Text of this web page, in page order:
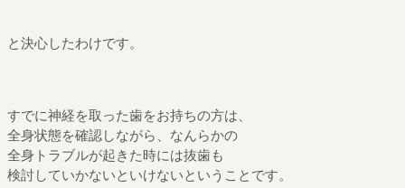
と決心したわけです。
すでに神経を取った歯をお持ちの方は、
全身状態を確認しながら、なんらかの
全身トラブルが起きた時には抜歯も
検討していかないといけないということです。